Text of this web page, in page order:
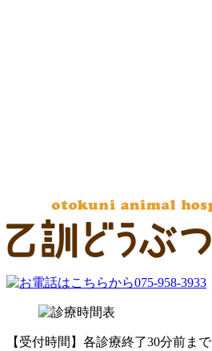
【受付時間】各診療終了30分前まで